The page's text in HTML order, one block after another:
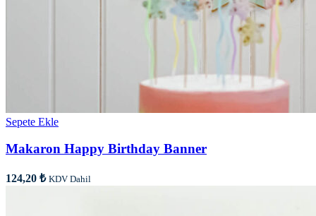
Sepete Ekle
Makaron Happy Birthday Banner
124,20 ₺ KDV Dahil